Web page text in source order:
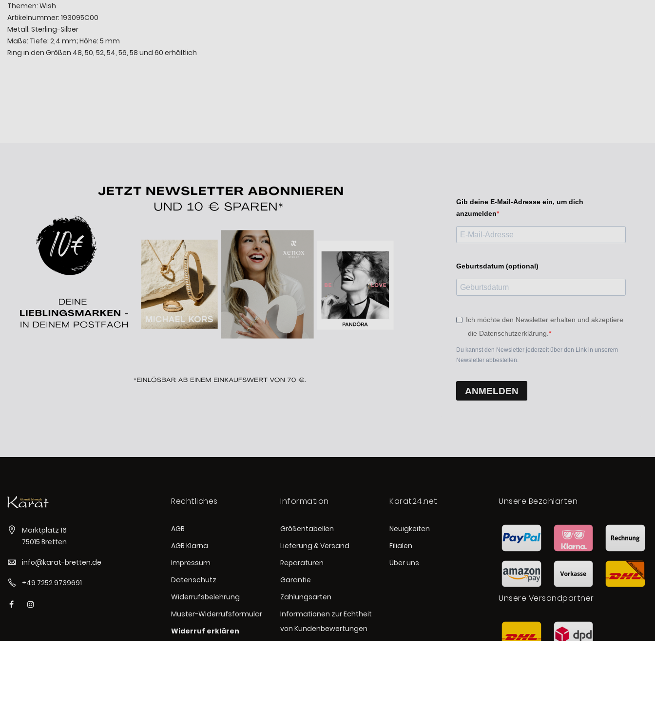
Themen: Wish
Artikelnummer: 193095C00
Metall: Sterling-Silber
Maße: Tiefe: 2,4 mm; Höhe: 5 mm
Ring in den Größen 48, 50, 52, 54, 56, 58 und 60 erhältlich
Gib deine E-Mail-Adresse ein, um dich
anzumelden
Geburtsdatum (optional)
Ich möchte den Newsletter erhalten und akzeptiere
die Datenschutzerklärung.
Du kannst den Newsletter jederzeit über den Link in unserem
Newsletter abbestellen.
ANMELDEN
Marktplatz 16
75015 Bretten
info@karat-bretten.de
+49 7252 9739691
Rechtliches
AGB
AGB Klarna
Impressum
Datenschutz
Widerrufsbelehrung
Muster-Widerrufsformular
Widerruf erklären
Information
Größentabellen
Lieferung & Versand
Reparaturen
Garantie
Zahlungsarten
Informationen zur Echtheit
von Kundenbewertungen
Karat24.net
Neuigkeiten
Filialen
Über uns
Unsere Bezahlarten
Unsere Versandpartner